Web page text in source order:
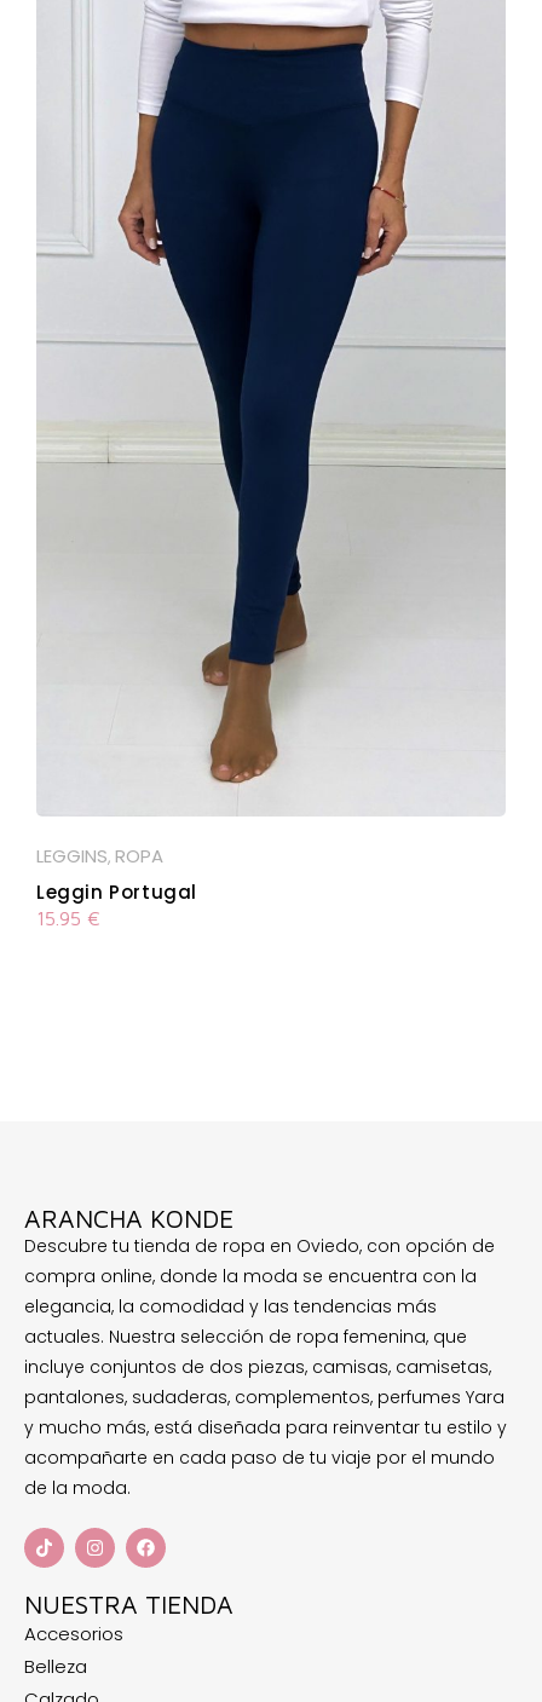
LEGGINS, ROPA
Leggin Portugal
15.95 €
ARANCHA KONDE
Descubre tu tienda de ropa en Oviedo, con opción de
compra online, donde la moda se encuentra con la
elegancia, la comodidad y las tendencias más
actuales. Nuestra selección de ropa femenina, que
incluye conjuntos de dos piezas, camisas, camisetas,
pantalones, sudaderas, complementos, perfumes Yara
y mucho más, está diseñada para reinventar tu estilo y
acompañarte en cada paso de tu viaje por el mundo
de la moda.
NUESTRA TIENDA
Accesorios
Belleza